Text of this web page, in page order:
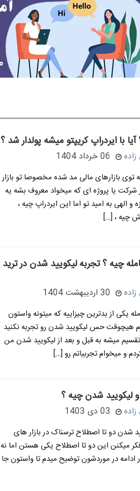
با ایردراپ کریپتو میشه پولدار شد ؟
06 خرداد 1404
توی بازارهای مالی مد شده مخصوصا تو بازار
شرکت یا پروژه ای که میخواد معروف بشه یه
و الهی به امید تو اما این ایردراپ چیه ،
چیه ، […]
چیه ؟ تجربه لیکویید شدن در ترید
30 اردیبهشت 1404
یکی از بدترین چیزاییه که میتونه واستون
هیچوقت حس لیکویید شدن رو تجربه نکنید
میشه به قبل و بعد از لیکویید شدن من
و میخوام تجربیاتم رو […]
لیکویید شدن چیه ؟
03 دی 1403
شدن دو تا اصطلاح ترسناک در بازار های
میکنن این دو تا اصطلاح یکی هستن اما نه
ادامه در موردشون توضیح میدم تا واستون جا